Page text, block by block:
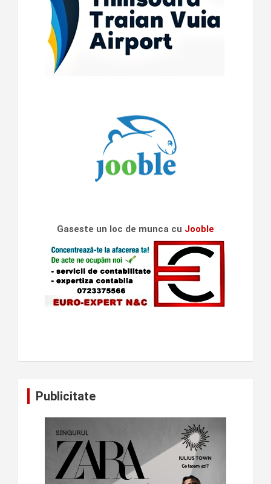
Gaseste un loc de munca cu Jooble
Publicitate